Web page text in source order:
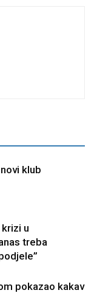
klub
u
treba
pokazao kakav